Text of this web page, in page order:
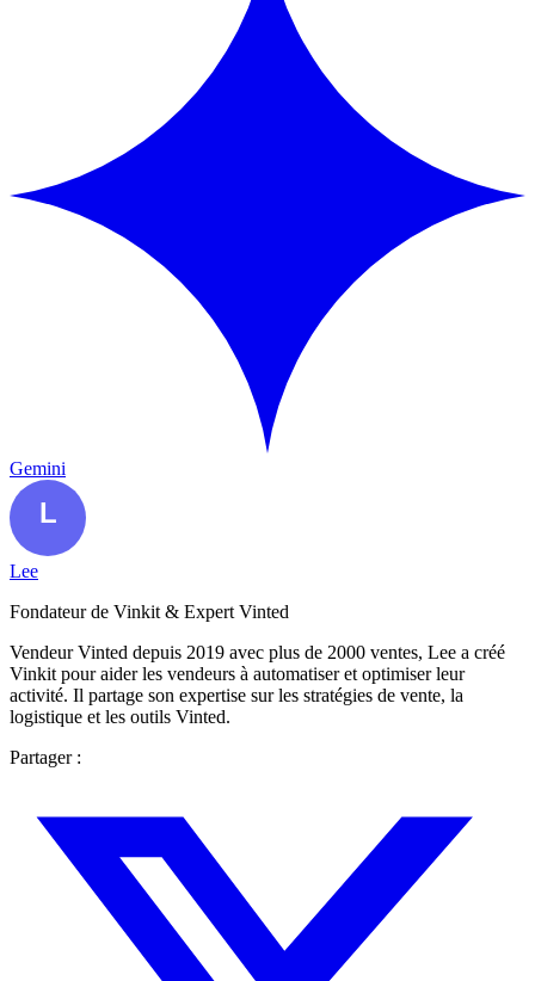
Gemini
Lee
Fondateur de Vinkit & Expert Vinted
Vendeur Vinted depuis 2019 avec plus de 2000 ventes, Lee a créé
Vinkit pour aider les vendeurs à automatiser et optimiser leur
activité. Il partage son expertise sur les stratégies de vente, la
logistique et les outils Vinted.
Partager :